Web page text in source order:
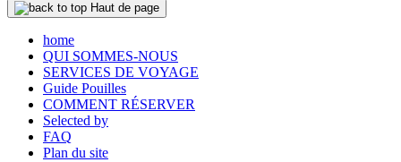
Haut de page
home
QUI SOMMES-NOUS
SERVICES DE VOYAGE
Guide Pouilles
COMMENT RÉSERVER
Selected by
FAQ
Plan du site